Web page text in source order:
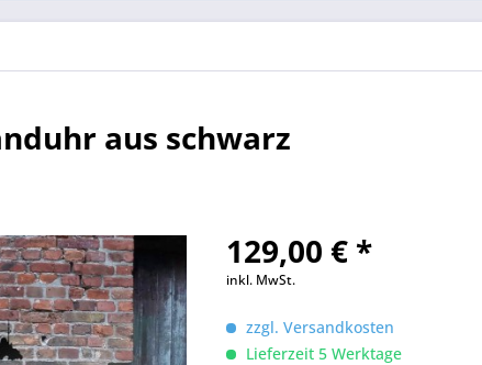
aus schwarz
129,00 € *
inkl. MwSt.
zzgl. Versandkosten
Lieferzeit 5 Werktage